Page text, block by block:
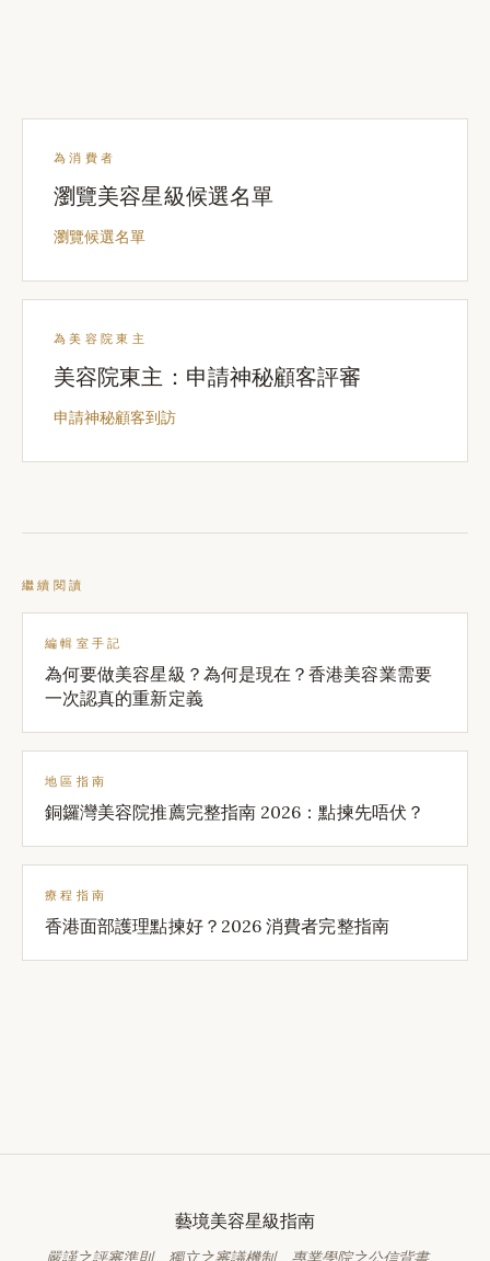
為消費者
瀏覽美容星級候選名單
瀏覽候選名單
為美容院東主
美容院東主：申請神秘顧客評審
申請神秘顧客到訪
繼續閱讀
編輯室手記
為何要做美容星級？為何是現在？香港美容業需要
一次認真的重新定義
地區指南
銅鑼灣美容院推薦完整指南 2026：點揀先唔伏？
療程指南
香港面部護理點揀好？2026 消費者完整指南
藝境美容星級指南